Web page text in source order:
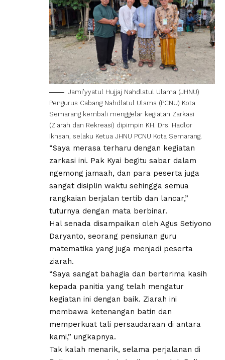
Jami’yyatul Hujjaj Nahdlatul Ulama (JHNU)
Pengurus Cabang Nahdlatul Ulama (PCNU) Kota
Semarang kembali menggelar kegiatan Zarkasi
(Ziarah dan Rekreasi) dipimpin KH. Drs. Hadlor
Ikhsan, selaku Ketua JHNU PCNU Kota Semarang.
“Saya merasa terharu dengan kegiatan
zarkasi ini. Pak Kyai begitu sabar dalam
ngemong jamaah, dan para peserta juga
sangat disiplin waktu sehingga semua
rangkaian berjalan tertib dan lancar,”
tuturnya dengan mata berbinar.
Hal senada disampaikan oleh Agus Setiyono
Daryanto, seorang pensiunan guru
matematika yang juga menjadi peserta
ziarah.
“Saya sangat bahagia dan berterima kasih
kepada panitia yang telah mengatur
kegiatan ini dengan baik. Ziarah ini
membawa ketenangan batin dan
memperkuat tali persaudaraan di antara
kami,” ungkapnya.
Tak kalah menarik, selama perjalanan di